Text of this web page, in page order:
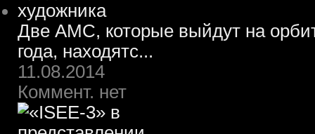
Две АМС, которые выйдут на
года, находятс...
11.08.2014
Коммент. нет